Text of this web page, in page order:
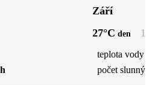
Září
27°C den
teplota vody
počet